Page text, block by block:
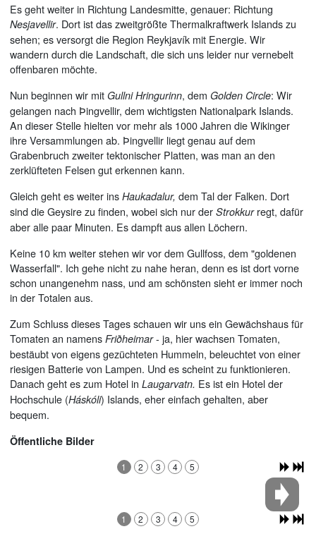
Es geht weiter in Richtung Landesmitte, genauer: Richtung
Nesjavellir. Dort ist das zweitgrößte Thermalkraftwerk Islands zu
sehen; es versorgt die Region Reykjavík mit Energie. Wir
wandern durch die Landschaft, die sich uns leider nur vernebelt
offenbaren möchte.
Nun beginnen wir mit Gullni Hringurinn, dem Golden Circle: Wir
gelangen nach Þingvellir, dem wichtigsten Nationalpark Islands.
An dieser Stelle hielten vor mehr als 1000 Jahren die Wikinger
ihre Versammlungen ab. Þingvellir liegt genau auf dem
Grabenbruch zweiter tektonischer Platten, was man an den
zerklüfteten Felsen gut erkennen kann.
Gleich geht es weiter insHaukadalur, dem Tal der Falken. Dort
sind die Geysire zu finden, wobei sich nur derStrokkurregt, dafür
aber alle paar Minuten. Es dampft aus allen Löchern.
Keine 10 km weiter stehen wir vor dem Gullfoss, dem "goldenen
Wasserfall". Ich gehe nicht zu nahe heran, denn es ist dort vorne
schon unangenehm nass, und am schönsten sieht er immer noch
in der Totalen aus.
Zum Schluss dieses Tages schauen wir uns ein Gewächshaus für
Tomaten an namensFriðheimar- ja, hier wachsen Tomaten,
bestäubt von eigens gezüchteten Hummeln, beleuchtet von einer
riesigen Batterie von Lampen. Und es scheint zu funktionieren.
Danach geht es zum Hotel inLaugarvatn. Es ist ein Hotel der
Hochschule (Háskóli) Islands, eher einfach gehalten, aber
bequem.
Öffentliche Bilder
1 2 3 4 5
1 2 3 4 5